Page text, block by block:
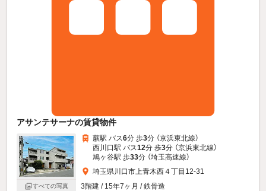
アサンテサーナの賃貸物件
すべての写真
蕨駅 バス6分 歩3分 （京浜東北線）
西川口駅 バス12分 歩3分 （京浜東北線）
鳩ヶ谷駅 歩33分 （埼玉高速線）
埼玉県川口市上青木西４丁目12-31
3階建 / 15年7ヶ月 / 鉄骨造